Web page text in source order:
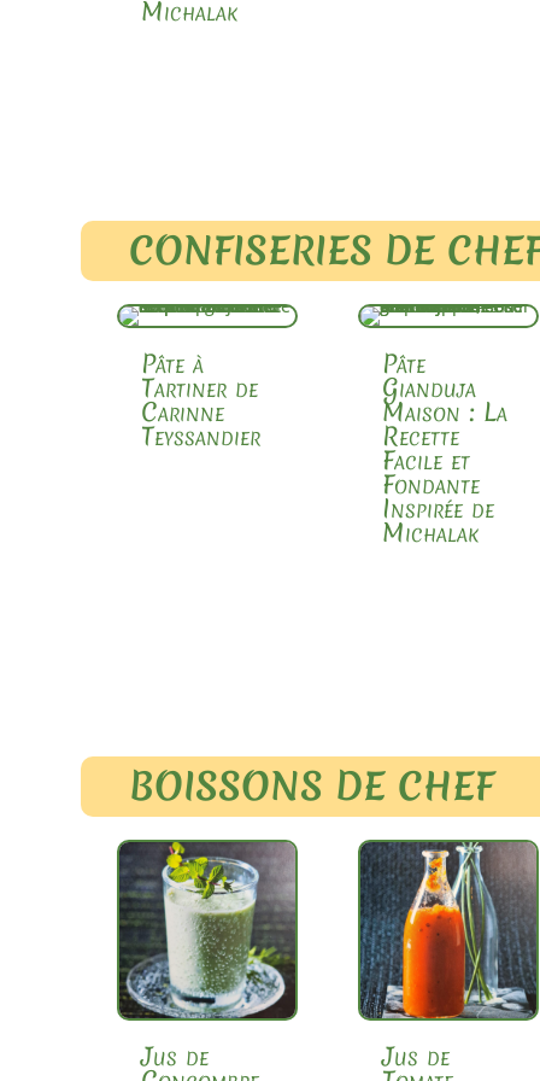
Michalak
CONFISERIES DE
Pâte à
Tartiner de
Carinne
Teyssandier
Pâte
Gianduja
Maison : La
Recette
Facile et
Fondante
Inspirée de
Michalak
BOISSONS DE CHEF
Jus de Jus de